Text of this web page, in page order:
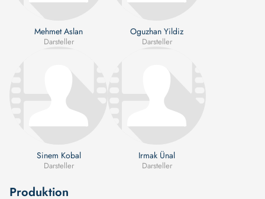
Mehmet Aslan
Darsteller
Oguzhan Yildiz
Darsteller
Sinem Kobal
Darsteller
Irmak Ünal
Darsteller
Produktion